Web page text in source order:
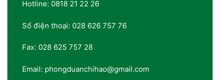
Hotline: 0818 21 22 26
Số điện thoại: 028 626 757 76
Fax: 028 625 757 28
Email: phongduanchihao@gmail.com